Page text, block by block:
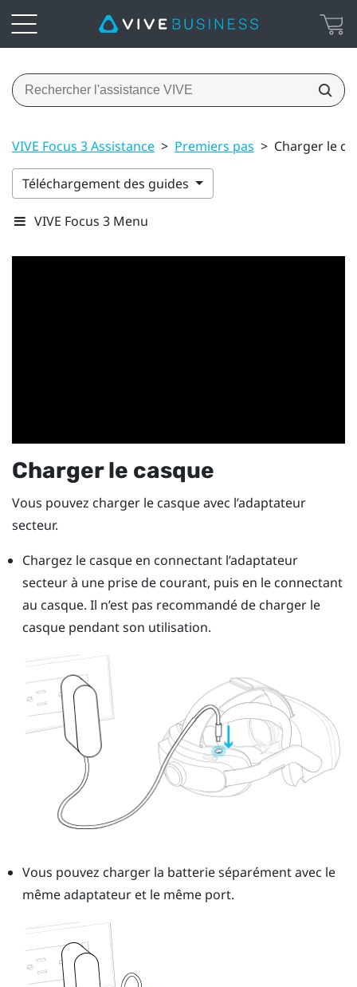
VIVE Focus 3 Assistance > Premiers pas > Charger le
Téléchargement des guides
VIVE Focus 3 Menu
Charger le casque
Vous pouvez charger le casque avec l’adaptateur
secteur.
Chargez le casque en connectant l’adaptateur
secteur à une prise de courant, puis en le connectant
au casque. Il n’est pas recommandé de charger le
casque pendant son utilisation.
Vous pouvez charger la batterie séparément avec le
même adaptateur et le même port.